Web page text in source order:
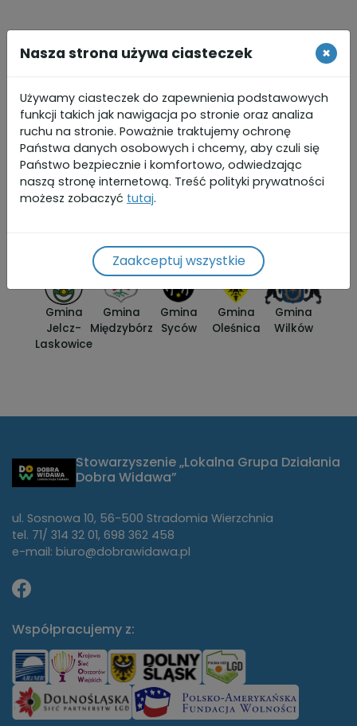
Nasza strona używa ciasteczek ×
Używamy ciasteczek do zapewnienia podstawowych
funkcji takich jak nawigacja po stronie oraz analiza
ruchu na stronie. Poważnie traktujemy ochronę
Państwa danych osobowych i chcemy, aby czuli się
Państwo bezpiecznie i komfortowo, odwiedzając
naszą stronę internetową. Treść polityki prywatności
możesz zobaczyć tutaj.
Zaakceptuj wszystkie
Gminy partnerskie
Gmina
Jelcz-
Laskowice
Gmina
Międzybórz
Gmina
Syców
Gmina
Oleśnica
Gmina
Wilków
Stowarzyszenie „Lokalna Grupa Działania
Dobra Widawa”
ul. Sosnowa 10, 56-500 Stradomia Wierzchnia
tel. 71/ 314 32 01, 698 362 458
e-mail: biuro@dobrawidawa.pl
Współpracujemy z: